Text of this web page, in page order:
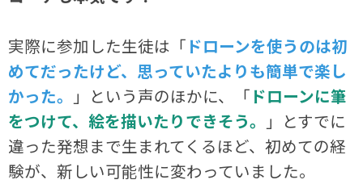
実際に参加した生徒は「 ドローンを使うのは初
めてだったけど、思っていたよりも簡単で楽し
かった。
」という声のほかに、「 ドローンに筆
をつけて、絵を描いたりできそう。
」とすでに
違った発想まで生まれてくるほど、初めての経
験が、新しい可能性に変わっていました。